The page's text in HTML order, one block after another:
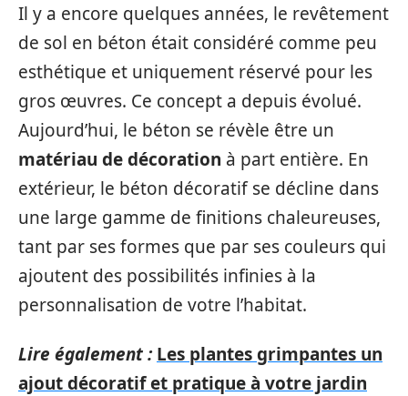
Il y a encore quelques années, le revêtement
de sol en béton était considéré comme peu
esthétique et uniquement réservé pour les
gros œuvres. Ce concept a depuis évolué.
Aujourd’hui, le béton se révèle être un
matériau de décoration à part entière. En
extérieur, le béton décoratif se décline dans
une large gamme de finitions chaleureuses,
tant par ses formes que par ses couleurs qui
ajoutent des possibilités infinies à la
personnalisation de votre l’habitat.
Lire également : Les plantes grimpantes un
ajout décoratif et pratique à votre jardin